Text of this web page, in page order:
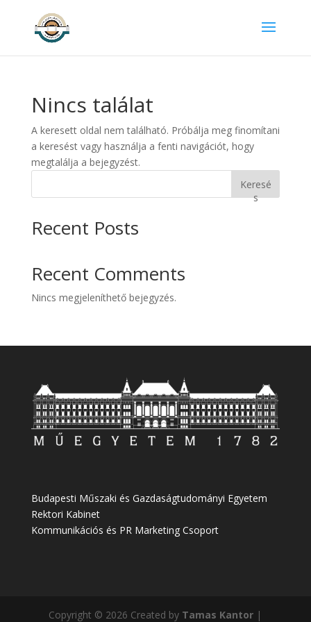
Nincs találat
A keresett oldal nem található. Próbálja meg finomítani
a keresést vagy használja a fenti navigációt, hogy
megtalálja a bejegyzést.
Keresé
s
Recent Posts
Recent Comments
Nincs megjeleníthető bejegyzés.
Budapesti Műszaki és Gazdaságtudományi Egyetem
Rektori Kabinet
Kommunikációs és PR Marketing Csoport
Copyright © 2026 Created by Tamas Kantor |